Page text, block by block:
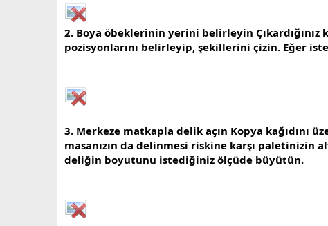
2. Boya öbeklerinin yerini belirleyin
pozisyonlarını belirleyip, şekillerini çizin. Eğer
3. Merkeze matkapla delik açın Kopya kağıdını
masanızın da delinmesi riskine karşı paletinizin
deliğin boyutunu istediğiniz ölçüde büyütün.